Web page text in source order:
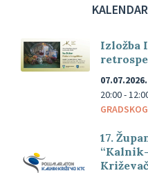
Izložba
07.07.2026.
20:00 -
17.
“Kalnik-